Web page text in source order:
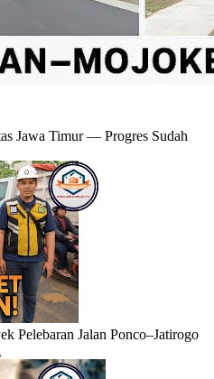
Jawa Timur — Progres Sudah
Pelebaran Jalan Ponco–Jatirogo